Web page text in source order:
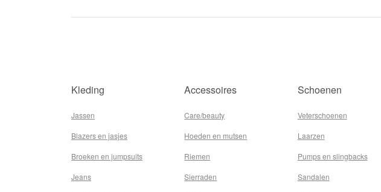
Kleding
Jassen
Blazers en jasjes
Broeken en jumpsuits
Jeans
Accessoires
Care/beauty
Hoeden en mutsen
Riemen
Sierraden
Schoenen
Veterschoenen
Laarzen
Pumps en slingbacks
Sandalen